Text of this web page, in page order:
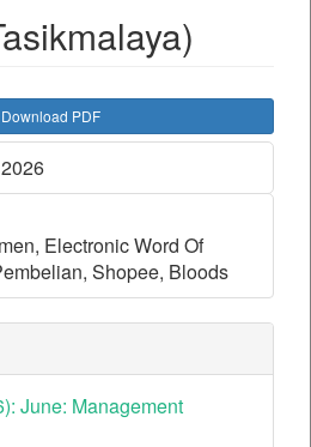
Download PDF
Electronic Word Of
Shopee, Bloods
June: Management